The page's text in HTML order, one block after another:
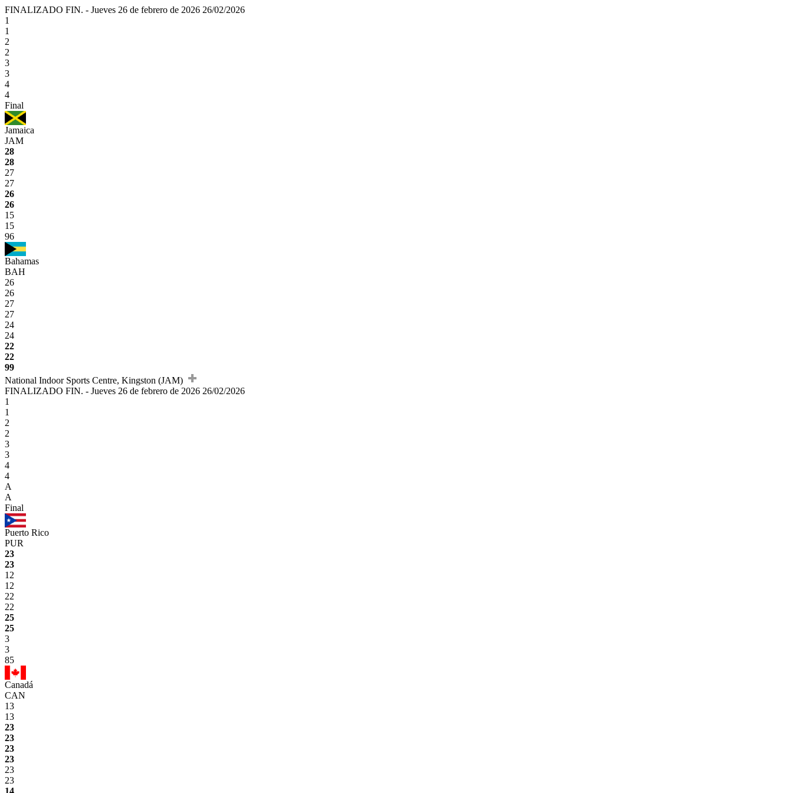
FINALIZADO FIN. - Jueves 26 de febrero de 2026 26/02/2026
1
1
2
2
3
3
4
4
Final
Jamaica
JAM
28
28
27
27
26
26
15
15
96
Bahamas
BAH
26
26
27
27
24
24
22
22
99
National Indoor Sports Centre, Kingston (JAM)
FINALIZADO FIN. - Jueves 26 de febrero de 2026 26/02/2026
1
1
2
2
3
3
4
4
A
A
Final
Puerto Rico
PUR
23
23
12
12
22
22
25
25
3
3
85
Canadá
CAN
13
13
23
23
23
23
23
23
14